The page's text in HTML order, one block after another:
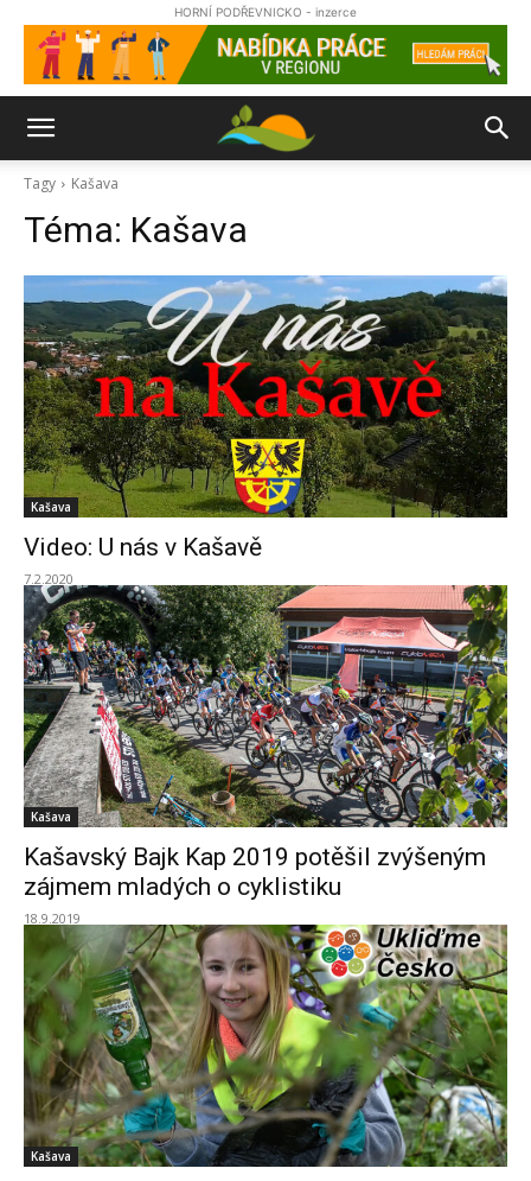
HORNÍ PODŘEVNICKO - inzerce
Tagy Kašava
Téma: Kašava
Kašava
Video: U nás v Kašavě
7.2.2020
Kašava
Kašavský Bajk Kap 2019 potěšil zvýšeným
zájmem mladých o cyklistiku
18.9.2019
Kašava